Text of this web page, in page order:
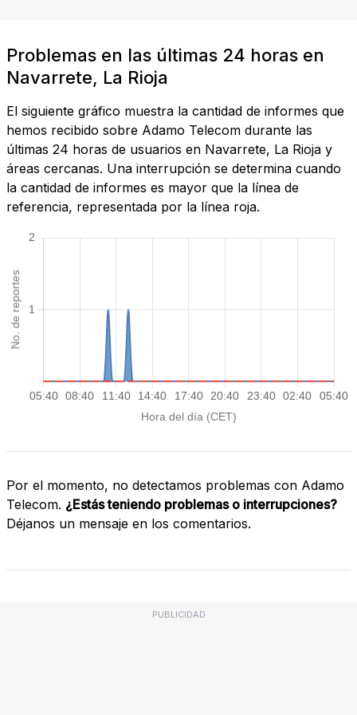
Problemas en las últimas 24 horas en
Navarrete, La Rioja
El siguiente gráfico muestra la cantidad de informes que
hemos recibido sobre Adamo Telecom durante las
últimas 24 horas de usuarios en Navarrete, La Rioja y
áreas cercanas. Una interrupción se determina cuando
la cantidad de informes es mayor que la línea de
referencia, representada por la línea roja.
Por el momento, no detectamos problemas con Adamo
Telecom. ¿Estás teniendo problemas o interrupciones?
Déjanos un mensaje en los comentarios.
PUBLICIDAD